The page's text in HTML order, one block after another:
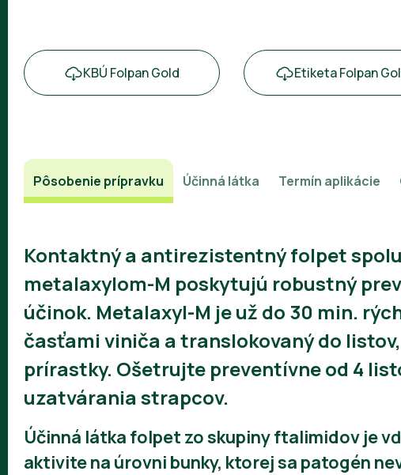
KBÚ Folpan Gold Etiketa Folpan
Pôsobenie prípravku Účinná látka Termín aplikácie
Kontaktný a antirezistentný folpet
metalaxylom-M poskytujú robustný
účinok. Metalaxyl-M je už do 30 min.
časťami viniča a translokovaný do
prírastky. Ošetrujte preventívne od 4
uzatvárania strapcov.
Účinná látka folpet zo skupiny ftalimidov je
aktivite na úrovni bunky, ktorej sa patogén